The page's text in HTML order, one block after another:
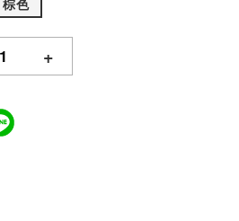
棕色
+